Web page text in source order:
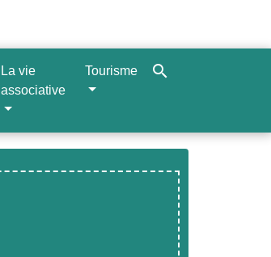
La vie
associative
Tourisme search